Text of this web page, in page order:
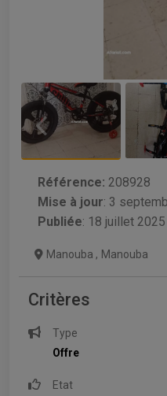
Référence: 208928
Mise à jour: 3
Publiée: 18 juillet 2025
Manouba , Manouba
Critères
Type
Offre
Etat